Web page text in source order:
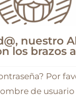
nuestro
los brazos
Por
de usuario